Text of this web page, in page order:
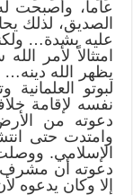
عاماً، وأصبحت
الصديق، لذلك
عليه بشدة…
امتثالاً لأمر
يظهر الله دينه…
لبوتو
نفسه لإقامة
دعوته من
وامتدت حتى
الإسلامي.
دعوته أن مشرف
إلا وكان يدعوه